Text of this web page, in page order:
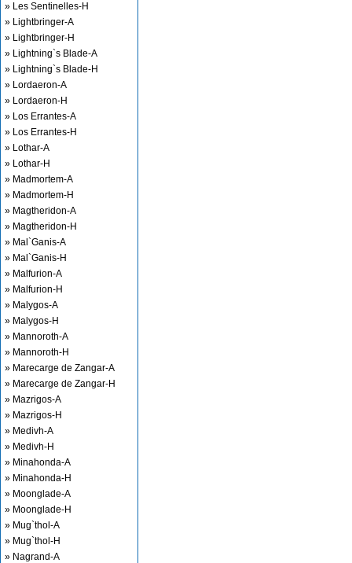
» Les Sentinelles-H
» Lightbringer-A
» Lightbringer-H
» Lightning`s Blade-A
» Lightning`s Blade-H
» Lordaeron-A
» Lordaeron-H
» Los Errantes-A
» Los Errantes-H
» Lothar-A
» Lothar-H
» Madmortem-A
» Madmortem-H
» Magtheridon-A
» Magtheridon-H
» Mal`Ganis-A
» Mal`Ganis-H
» Malfurion-A
» Malfurion-H
» Malygos-A
» Malygos-H
» Mannoroth-A
» Mannoroth-H
» Marecarge de Zangar-A
» Marecarge de Zangar-H
» Mazrigos-A
» Mazrigos-H
» Medivh-A
» Medivh-H
» Minahonda-A
» Minahonda-H
» Moonglade-A
» Moonglade-H
» Mug`thol-A
» Mug`thol-H
» Nagrand-A